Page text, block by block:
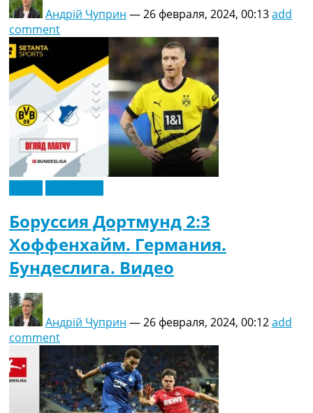
Андрій Чуприн —26 февраля, 2024, 00:13add
comment
Боруссия Дортмунд 2:3
Хоффенхайм. Германия.
Бундеслига. Видео
Андрій Чуприн —26 февраля, 2024, 00:12add
comment